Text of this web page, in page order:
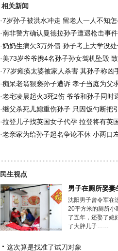
相关新闻
·7岁孙子被洪水冲走 留老人一人不知
·南非警方确认曼德拉孙子遭遇枪击事件
·奶奶生病欠3万外债 孙子考上大学没
·美73岁爷爷携4名孙子孙女驾机坠毁
·77岁瘫痪太婆被家人杀害 其孙子称凶
·痴呆老翁猥亵孙子遭诉 孝子当庭为父
·老宅凌晨起火3死2伤 爷爷和孙子同时
·继父杀死儿媳重伤孙子 只因饭勺断把
·拉登儿子找英国女子代孕 拉登将有英
·老亲家为给孙子起名争论不休 小两口
民生视点
男子在厕所娶妻
沈阳男子曾令军在
20平方米的厕所小
了五年，还娶了媳
了大胖儿子……
这次算是找准了试刀对象